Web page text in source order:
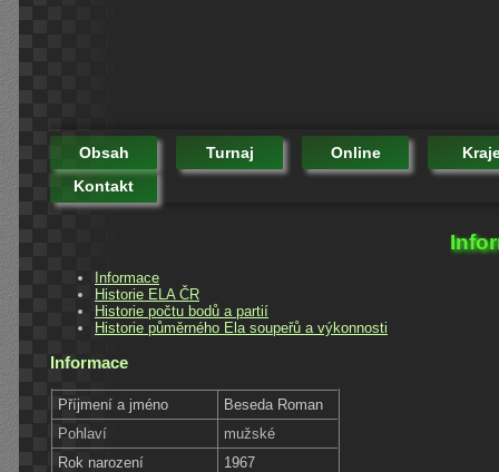
Obsah Turnaj Online
Kontakt
Informace
Historie ELA ČR
Historie počtu bodů a partií
Historie půměrného Ela soupeřů a výkonnosti
Informace
Příjmení a jméno
Beseda Roman
Pohlaví
mužské
Rok narození
1967